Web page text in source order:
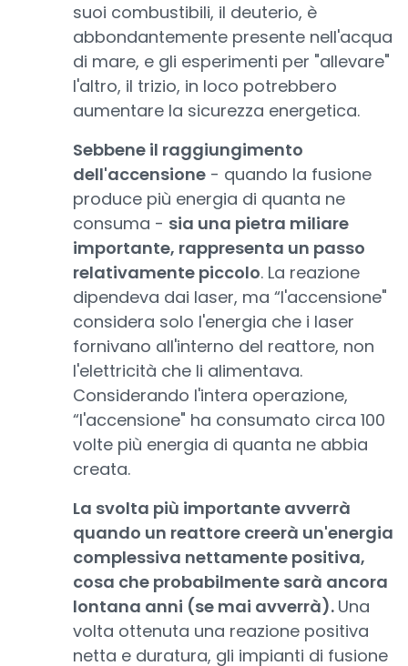
suoi combustibili, il deuterio, è
abbondantemente presente nell'acqua
di mare, e gli esperimenti per "allevare"
l'altro, il trizio, in loco potrebbero
aumentare la sicurezza energetica.
Sebbene il raggiungimento
dell'accensione - quando la fusione
produce più energia di quanta ne
consuma - sia una pietra miliare
importante, rappresenta un passo
relativamente piccolo. La reazione
dipendeva dai laser, ma “l'accensione"
considera solo l'energia che i laser
fornivano all'interno del reattore, non
l'elettricità che li alimentava.
Considerando l'intera operazione,
“l'accensione" ha consumato circa 100
volte più energia di quanta ne abbia
creata.
La svolta più importante avverrà
quando un reattore creerà un'energia
complessiva nettamente positiva,
cosa che probabilmente sarà ancora
lontana anni (se mai avverrà). Una
volta ottenuta una reazione positiva
netta e duratura, gli impianti di fusione